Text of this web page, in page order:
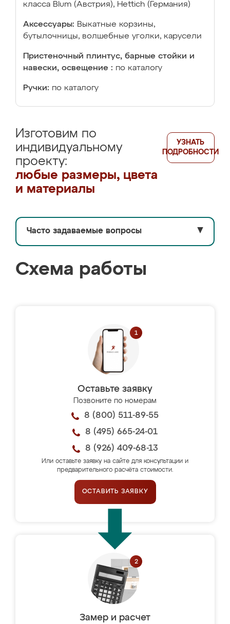
класса Blum (Австрия), Hettich (Германия)
Аксессуары: Выкатные корзины,
бутылочницы, волшебные уголки, карусели
Пристеночный плинтус, барные стойки и
навески, освещение : по каталогу
Ручки: по каталогу
Изготовим по
индивидуальному
проекту:
любые размеры, цвета
и материалы
УЗНАТЬ
ПОДРОБНОСТИ
Часто задаваемые вопросы ▼
Схема работы
Оставьте заявку
Позвоните по номерам
8 (800) 511-89-55
8 (495) 665-24-01
8 (926) 409-68-13
Или оставьте заявку на сайте для консультации и
предварительного расчёта стоимости.
ОСТАВИТЬ ЗАЯВКУ
Замер и расчет